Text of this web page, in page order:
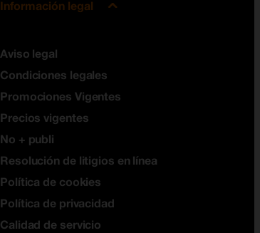
Información legal
Aviso legal
Condiciones legales
Promociones Vigentes
Precios vigentes
No + publi
Resolución de litigios en línea
Política de cookies
Política de privacidad
Calidad de servicio